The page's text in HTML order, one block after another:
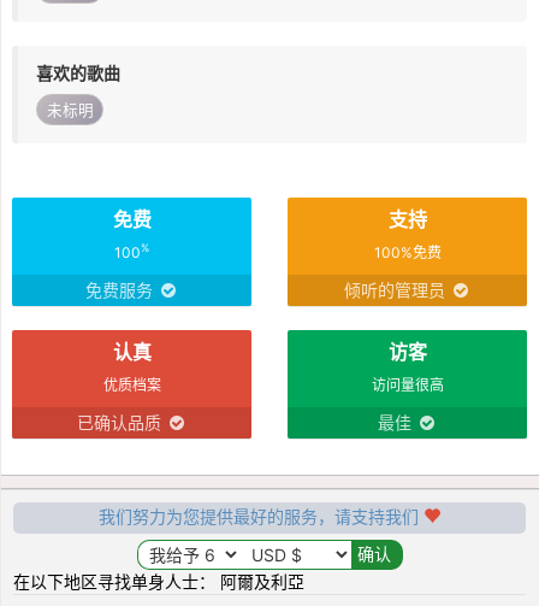
喜欢的歌曲
未标明
免费
100%
免费服务
支持
100%免费
倾听的管理员
认真
优质档案
已确认品质
访客
访问量很高
最佳
我们努力为您提供最好的服务，请支持我们
在以下地区寻找单身人士： 阿爾及利亞